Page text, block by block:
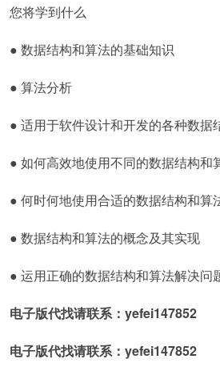
您将学到什么
● 数据结构和算法的基础知识
● 算法分析
● 适用于软件设计和开发的各种数据
● 如何高效地使用不同的数据结构和
● 何时何地使用合适的数据结构和算
● 数据结构和算法的概念及其实现
● 运用正确的数据结构和算法解决问
电子版代找请联系：yefei147852
电子版代找请联系：yefei147852